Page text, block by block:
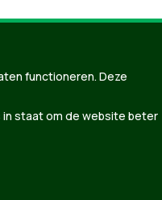
functioneren. Deze
in staat om de website beter